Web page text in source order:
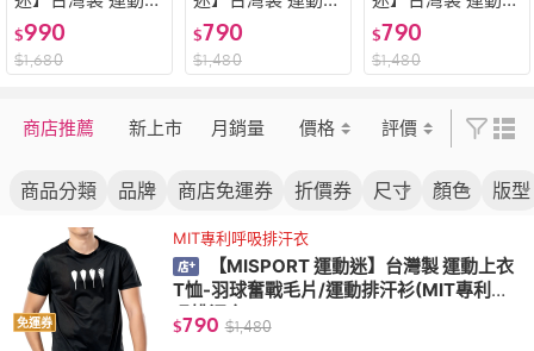
衣 T恤-短手呆腦獸
(背印款) - 排球(MI
T立體機能棉衣 排
$990
$1,680
衣 T恤 - 跩狗全力
以赴(大圖款) - 羽
球/運動排汗衫(MI
氣孔衣)
$790
$1,480
衣 T恤-日字排球-
球網/運動排汗衫
(MIT專利呼吸排汗
$790
$1,480
商店推薦 新上市 月銷量 價格 評價
商品分類 品牌 商店免運券 折價券 尺寸 顏色 版型
免運券
MIT專利呼吸排汗衣
【MISPORT 運動迷】台灣製 運動上衣
T恤-羽球奮戰毛片/運動排汗衫(MIT專利呼
吸排汗衣)
$790 $1,480